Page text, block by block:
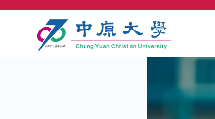
跳